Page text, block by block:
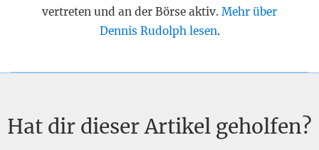
vertreten und an der Börse aktiv. Mehr über
Dennis Rudolph lesen.
Hat dir dieser Artikel geholfen?